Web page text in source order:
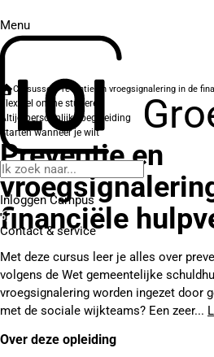
Menu
Inloggen Campus
Contact& service
Cursussen Preventie en vroegsignalering in de
Flexibel online studeren
Altijd persoonlijke begeleiding
Starten wanneer je wilt
Preventie en
financiële
Met deze cursus leer je alles over
volgens de Wet gemeentelijke
vroegsignalering worden ingezet door
met de sociale wijkteams? Een zeer...
Over deze opleiding